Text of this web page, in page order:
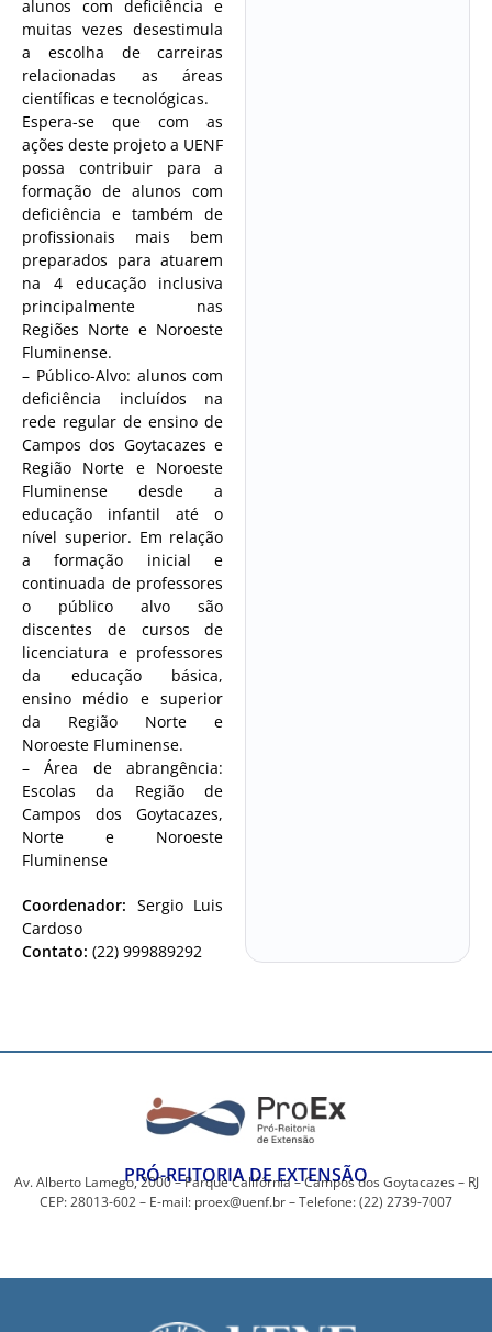
alunos com deficiência e
muitas vezes desestimula
a escolha de carreiras
relacionadas as áreas
científicas e tecnológicas.
Espera-se que com as
ações deste projeto a UENF
possa contribuir para a
formação de alunos com
deficiência e também de
profissionais mais bem
preparados para atuarem
na 4 educação inclusiva
principalmente nas
Regiões Norte e Noroeste
Fluminense.
– Público-Alvo: alunos com
deficiência incluídos na
rede regular de ensino de
Campos dos Goytacazes e
Região Norte e Noroeste
Fluminense desde a
educação infantil até o
nível superior. Em relação
a formação inicial e
continuada de professores
o público alvo são
discentes de cursos de
licenciatura e professores
da educação básica,
ensino médio e superior
da Região Norte e
Noroeste Fluminense.
– Área de abrangência:
Escolas da Região de
Campos dos Goytacazes,
Norte e Noroeste
Fluminense
Coordenador: Sergio Luis
Cardoso
Contato: (22) 999889292
PRÓ-REITORIA DE EXTENSÃO
Av. Alberto Lamego, 2000 – Parque Califórnia – Campos dos Goytacazes – RJ
CEP: 28013-602 – E-mail: proex@uenf.br – Telefone: (22) 2739-7007